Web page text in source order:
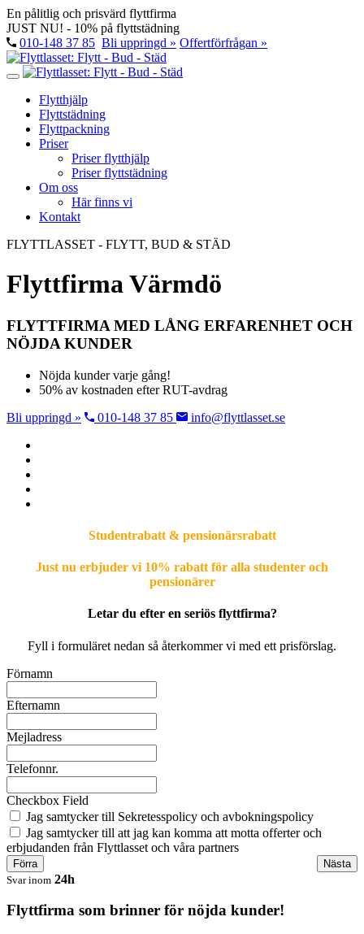
En pålitlig och prisvärd flyttfirma
JUST NU! - 10% på flyttstädning
010-148 37 85 Bli uppringd » Offertförfrågan »
Flytthjälp
Flyttstädning
Flyttpackning
Priser
Priser flytthjälp
Priser flyttstädning
Om oss
Här finns vi
Kontakt
FLYTTLASSET - FLYTT, BUD & STÄD
Flyttfirma Värmdö
FLYTTFIRMA MED LÅNG ERFARENHET OCH
NÖJDA KUNDER
Nöjda kunder varje gång!
50% av kostnaden efter RUT-avdrag
Bli uppringd »
010-148 37 85 info@flyttlasset.se
Studentrabatt & pensionärsrabatt
Just nu erbjuder vi 10% rabatt för alla studenter och
pensionärer
Letar du efter en seriös flyttfirma?
Fyll i formuläret nedan så återkommer vi med ett prisförslag.
Förnamn
Efternamn
Mejladress
Telefonnr.
Checkbox Field
Jag samtycker till Sekretesspolicy och avbokningspolicy
Jag samtycker till att jag kan komma att motta offerter och
erbjudanden från Flyttlasset och våra partners
Förra
Nästa
Svar inom 24h
Flyttfirma som brinner för nöjda kunder!